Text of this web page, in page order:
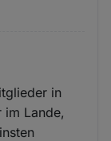
in
im Lande,